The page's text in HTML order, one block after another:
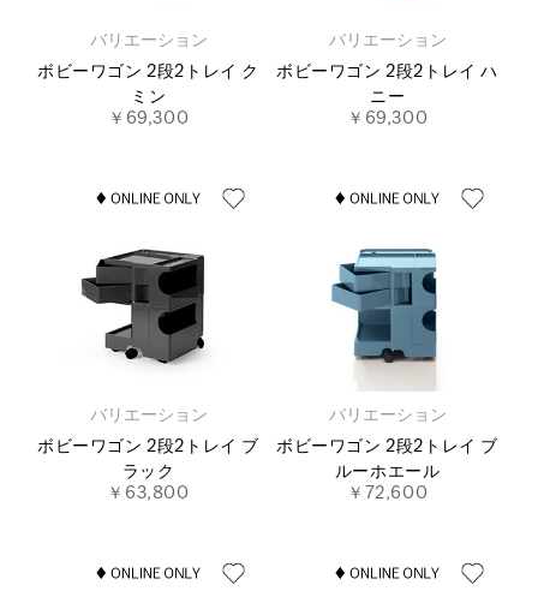
バリエーション
ボビーワゴン 2段2トレイ ク
ミン
￥69,300
バリエーション
ボビーワゴン 2段2トレイ ハ
ニー
￥69,300
バリエーション
ボビーワゴン 2段2トレイ ブ
ラック
￥63,800
バリエーション
ボビーワゴン 2段2トレイ ブ
ルーホエール
￥72,600